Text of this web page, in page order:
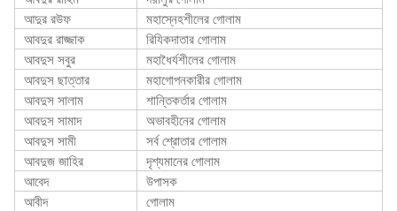
আদুর রউফ
মহাস্নেহশীলের গোলাম
আবদুর রাজ্জাক
রিযিকদাতার গোলাম
আবদুস সবুর
মহাধৈর্যশীলের গোলাম
আবদুস ছাত্তার
মহাগোপনকারীর গোলাম
আবদুস সালাম
শান্তিকর্তার গোলাম
আবদুস সামাদ
অভাবহীনের গোলাম
আবদুস সামী
সর্ব শ্রোতার গোলাম
আবদুজ জাহির
দৃশ্যমানের গোলাম
আবেদ
উপাসক
আবীদ
গোলাম